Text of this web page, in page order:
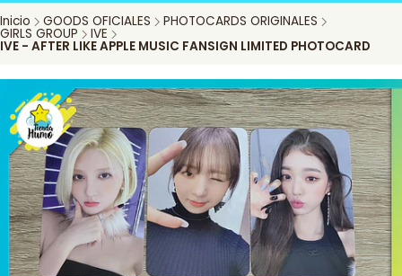
Inicio GOODS OFICIALES PHOTOCARDS ORIGINALES
GIRLS GROUP IVE
IVE - AFTER LIKE APPLE MUSIC FANSIGN LIMITED PHOTOCARD